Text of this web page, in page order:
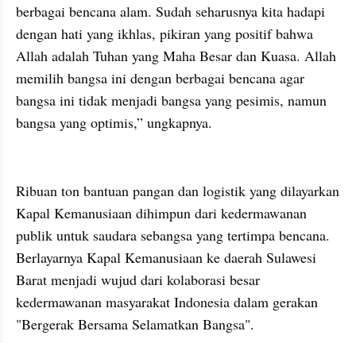
berbagai bencana alam. Sudah seharusnya kita hadapi
dengan hati yang ikhlas, pikiran yang positif bahwa
Allah adalah Tuhan yang Maha Besar dan Kuasa. Allah
memilih bangsa ini dengan berbagai bencana agar
bangsa ini tidak menjadi bangsa yang pesimis, namun
bangsa yang optimis,” ungkapnya.
Ribuan ton bantuan pangan dan logistik yang dilayarkan
Kapal Kemanusiaan dihimpun dari kedermawanan
publik untuk saudara sebangsa yang tertimpa bencana.
Berlayarnya Kapal Kemanusiaan ke daerah Sulawesi
Barat menjadi wujud dari kolaborasi besar
kedermawanan masyarakat Indonesia dalam gerakan
"Bergerak Bersama Selamatkan Bangsa".